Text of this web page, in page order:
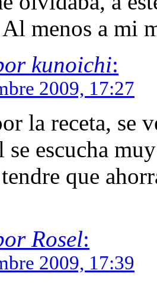
menos a mi
kunoichi:
2009, 17:27
la receta, se
se escucha
que
Rosel:
2009, 17:39